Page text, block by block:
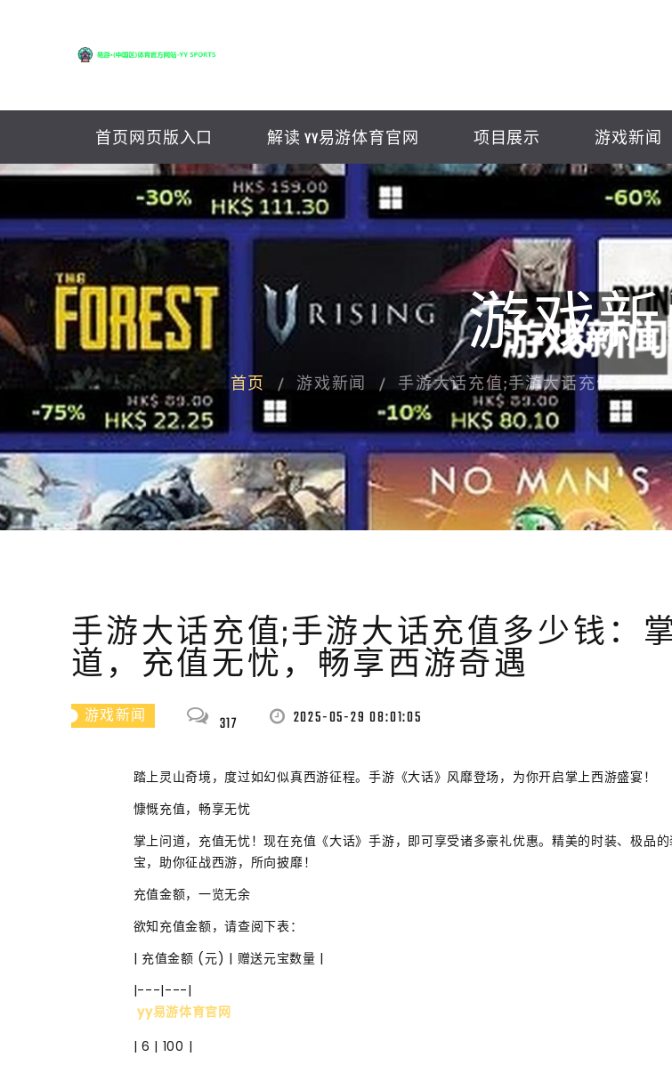
首页网页版入口 解读 YY易游体育官网 项目展示 游戏新闻
游戏
首页 游戏新闻 手游大话充值;手游大话充值多少
手游大话充值;手游大话充值多少钱：
道，充值无忧，畅享西游奇遇
游戏新闻 317 2025-05-29 08:01:05
踏上灵山奇境，度过如幻似真西游征程。手游《大话》风靡登场，为你开启掌上西游盛宴！
慷慨充值，畅享无忧
掌上问道，充值无忧！现在充值《大话》手游，即可享受诸多豪礼优惠。精美的时装、极品
宝，助你征战西游，所向披靡！
充值金额，一览无余
欲知充值金额，请查阅下表：
| 充值金额 (元) | 赠送元宝数量 |
|---|---|
yy易游体育官网
| 6 | 100 |